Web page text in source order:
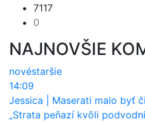
7117
0
NAJNOVŠIE
novéstaršie
14:09
Jessica
Maserati malo byť čisto elektrické.
„Strata peňazí kvôli